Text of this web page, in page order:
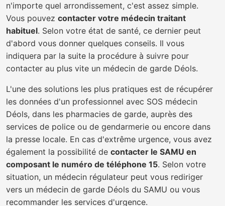
n'importe quel arrondissement, c'est assez simple.
Vous pouvez contacter votre médecin traitant
habituel. Selon votre état de santé, ce dernier peut
d'abord vous donner quelques conseils. Il vous
indiquera par la suite la procédure à suivre pour
contacter au plus vite un médecin de garde Déols.
L'une des solutions les plus pratiques est de récupérer
les données d'un professionnel avec SOS médecin
Déols, dans les pharmacies de garde, auprès des
services de police ou de gendarmerie ou encore dans
la presse locale. En cas d'extrême urgence, vous avez
également la possibilité de contacter le SAMU en
composant le numéro de téléphone 15. Selon votre
situation, un médecin régulateur peut vous rediriger
vers un médecin de garde Déols du SAMU ou vous
recommander les services d'urgence.